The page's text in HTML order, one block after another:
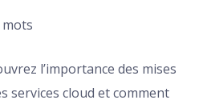
mots
l’importance des mises
services cloud et comment